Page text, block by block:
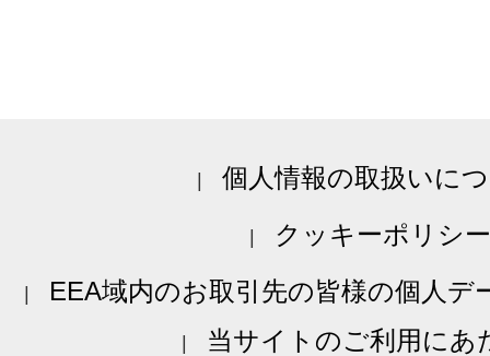
個人情報の取扱いに
クッキーポリシー
EEA域内のお取引先の皆様の個人デ
当サイトのご利用にあ